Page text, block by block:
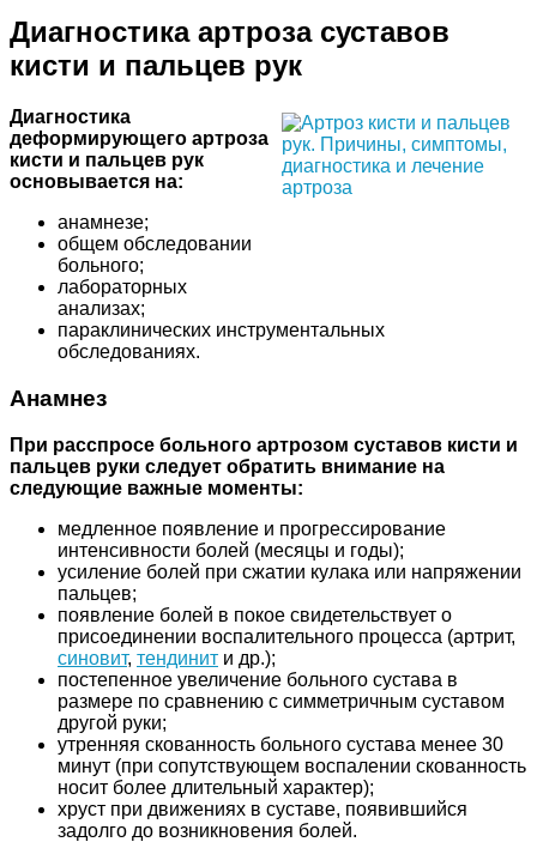
Диагностика артроза суставов
кисти и пальцев рук
Диагностика
деформирующего артроза
кисти и пальцев рук
основывается на:
анамнезе;
общем обследовании
больного;
лабораторных
анализах;
параклинических инструментальных
обследованиях.
Анамнез
При расспросе больного артрозом суставов кисти и
пальцев руки следует обратить внимание на
следующие важные моменты:
медленное появление и прогрессирование
интенсивности болей (месяцы и годы);
усиление болей при сжатии кулака или напряжении
пальцев;
появление болей в покое свидетельствует о
присоединении воспалительного процесса (артрит,
синовит, тендинит и др.);
постепенное увеличение больного сустава в
размере по сравнению с симметричным суставом
другой руки;
утренняя скованность больного сустава менее 30
минут (при сопутствующем воспалении скованность
носит более длительный характер);
хруст при движениях в суставе, появившийся
задолго до возникновения болей.